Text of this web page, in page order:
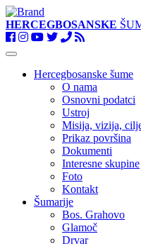
HERCEGBOSANSKE
Toggle
navigationHercegbosanske šume
O nama
Osnovni podatci
Ustroj
Misija, vizija,
Prikaz površina
Dokumenti
Interesne skupine
Foto
Kontakt
Šumarije
Bos. Grahovo
Glamoč
Drvar